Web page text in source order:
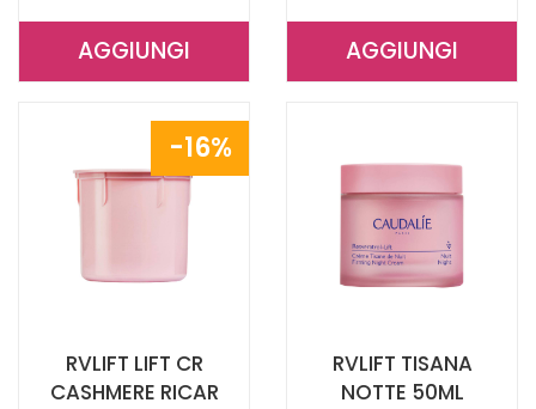
AGGIUNGIAGGIUNGI PREMIER
SIERO
30ML AL
CARRELLO
AGGIUNGIAGGIUNGI
CASHMERE
CARRELLO
RVLIFT LIFT CR
CASHMERE RICAR
16%
RVLIFT TISANA
NOTTE 50ML